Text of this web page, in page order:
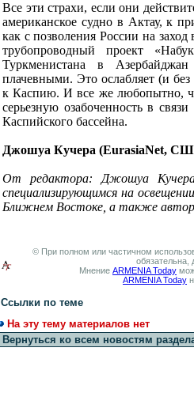
Все эти страхи, если они
американское судно в Актау, к
как с позволения России на
трубопроводный проект
Туркменистана в
плачевными. Это ослабляет (и
к Каспию. И все же любопытно,
серьезную озабоченность в
Каспийского бассейна.
Джошуа Кучера (EurasiaNet,
От редактора: Джошуа Кучера
специализирующимся на
Ближнем Востоке, а также
© При полном или частичном
обязательна,
Мнение ARMENIA Today
ARMENIA Today
Ссылки по теме
На эту тему материалов нет
Вернуться ко всем новостям